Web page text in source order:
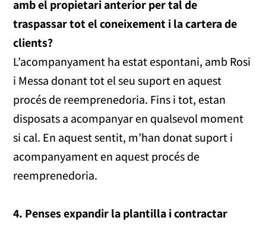
amb el propietari anterior per tal de
traspassar tot el coneixement i la cartera de
clients?
L’acompanyament ha estat espontani, amb Rosi
i Messa donant tot el seu suport en aquest
procés de reemprenedoria. Fins i tot, estan
disposats a acompanyar en qualsevol moment
si cal. En aquest sentit, m’han donat suport i
acompanyament en aquest procés de
reemprenedoria.
4. Penses expandir la plantilla i contractar